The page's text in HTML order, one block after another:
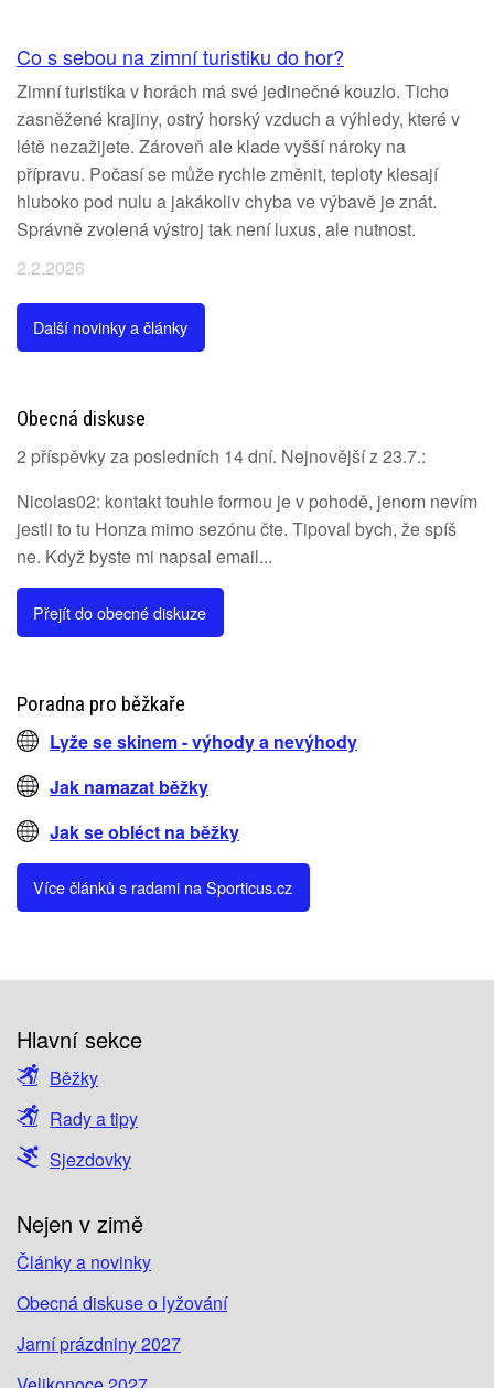
Co s sebou na zimní turistiku do hor?
Zimní turistika v horách má své jedinečné kouzlo. Ticho
zasněžené krajiny, ostrý horský vzduch a výhledy, které v
létě nezažijete. Zároveň ale klade vyšší nároky na
přípravu. Počasí se může rychle změnit, teploty klesají
hluboko pod nulu a jakákoliv chyba ve výbavě je znát.
Správně zvolená výstroj tak není luxus, ale nutnost.
2.2.2026
Další novinky a články
Obecná diskuse
2 příspěvky za posledních 14 dní. Nejnovější z 23.7.:
Nicolas02: kontakt touhle formou je v pohodě, jenom nevím
jestli to tu Honza mimo sezónu čte. Tipoval bych, že spíš
ne. Když byste mi napsal email...
Přejít do obecné diskuze
Poradna pro běžkaře
Lyže se skinem - výhody a nevýhody
Jak namazat běžky
Jak se obléct na běžky
Více článků s radami na Sporticus.cz
Hlavní sekce
Běžky
Rady a tipy
Sjezdovky
Nejen v zimě
Články a novinky
Obecná diskuse o lyžování
Jarní prázdniny 2027